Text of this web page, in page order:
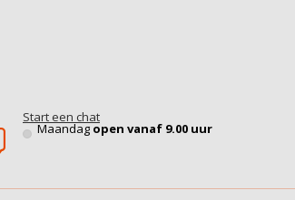
Start een chat
Maandagopen vanaf 9.00 uur